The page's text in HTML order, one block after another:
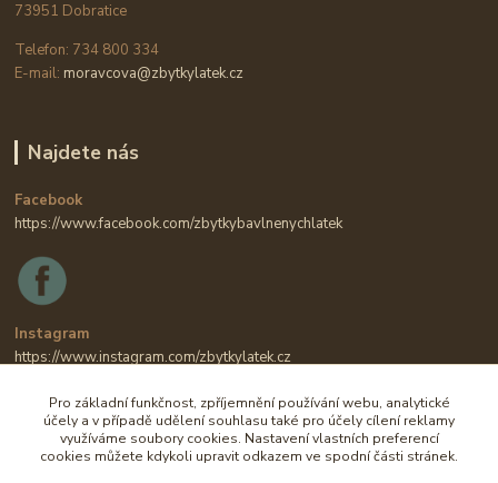
73951 Dobratice
Telefon: 734 800 334
E-mail: moravcova@zbytkylatek.cz
Najdete nás
Facebook
https://www.facebook.com/zbytkybavlnenychlatek
Instagram
https://www.instagram.com/zbytkylatek.cz
Pro základní funkčnost, zpříjemnění používání webu, analytické
účely a v případě udělení souhlasu také pro účely cílení reklamy
využíváme soubory cookies. Nastavení vlastních preferencí
cookies můžete kdykoli upravit odkazem ve spodní části stránek.